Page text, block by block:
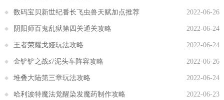
2022-06-26
数码宝贝新世纪番长飞虫兽天赋加点推荐
2022-06-24
阴阳师百鬼乱狱第四关通关攻略
2022-06-24
王者荣耀戈娅玩法攻略
2022-06-26
金铲铲之战s7泥头车阵容攻略
2022-06-24
堆叠大陆第三章玩法攻略
2022-06-23
哈利波特魔法觉醒染发魔药制作攻略